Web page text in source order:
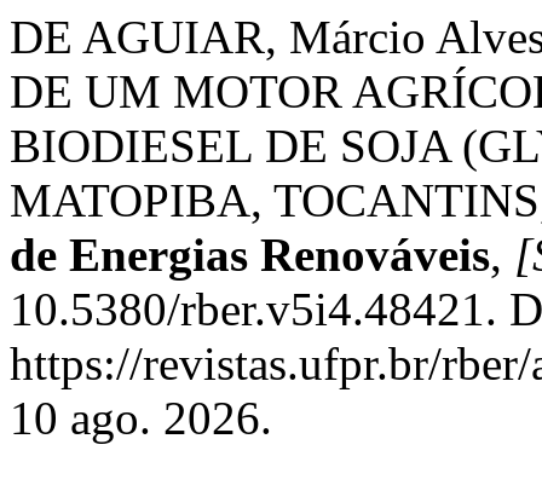
DE AGUIAR, Márcio
DE UM MOTOR
BIODIESEL DE SOJA
MATOPIBA,
de Energias Renováveis,
10.5380/rber.v5i4.48421.
https://revistas.ufpr.br/
10 ago. 2026.